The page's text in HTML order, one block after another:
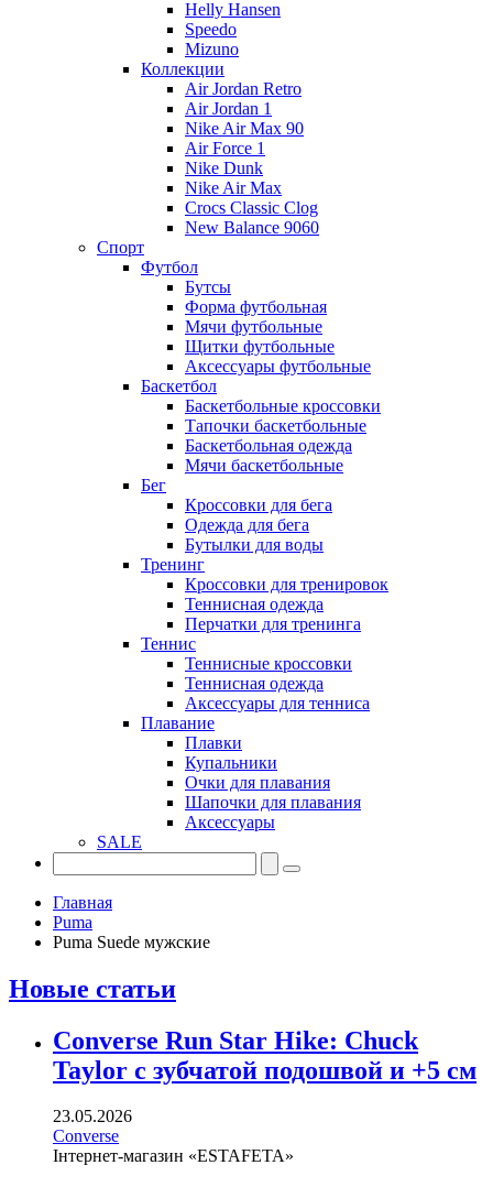
Helly Hansen
Speedo
Mizuno
Коллекции
Air Jordan Retro
Air Jordan 1
Nike Air Max 90
Air Force 1
Nike Dunk
Nike Air Max
Crocs Classic Clog
New Balance 9060
Спорт
Футбол
Бутсы
Форма футбольная
Мячи футбольные
Щитки футбольные
Аксессуары футбольные
Баскетбол
Баскетбольные кроссовки
Тапочки баскетбольные
Баскетбольная одежда
Мячи баскетбольные
Бег
Кроссовки для бега
Одежда для бега
Бутылки для воды
Тренинг
Кроссовки для тренировок
Теннисная одежда
Перчатки для тренинга
Теннис
Теннисные кроссовки
Теннисная одежда
Аксессуары для тенниса
Плавание
Плавки
Купальники
Очки для плавания
Шапочки для плавания
Аксессуары
SALE
Главная
Puma
Puma Suede мужские
Новые статьи
Converse Run Star Hike: Chuck
Taylor с зубчатой подошвой и +5 см
23.05.2026
Converse
Інтернет-магазин «ESTAFETA»